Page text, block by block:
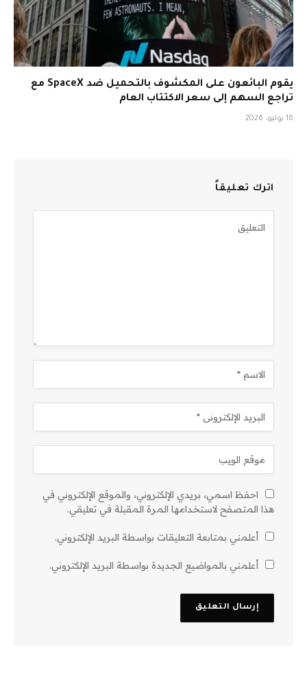
يقوم البائعون على المكشوف بالتحميل ضد SpaceX مع
تراجع السهم إلى سعر الاكتتاب العام
16 يوليو، 2026
اترك تعليقاً
احفظ اسمي، بريدي الإلكتروني، والموقع الإلكتروني في
هذا المتصفح لاستخدامها المرة المقبلة في تعليقي.
أعلمني بمتابعة التعليقات بواسطة البريد الإلكتروني.
أعلمني بالمواضيع الجديدة بواسطة البريد الإلكتروني.